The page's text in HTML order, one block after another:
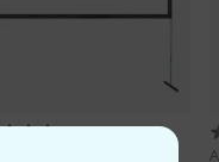
11